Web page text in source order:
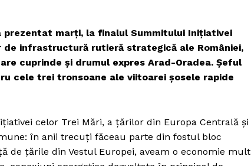
prezentat marți, la finalul Summitului Inițiativei
infrastructură rutieră strategică ale României,
cuprinde și drumul expres Arad-Oradea. Șeful
cele trei tronsoane ale viitoarei șosele rapide
celor Trei Mări, a țărilor din Europa Centrală și
în anii trecuți făceau parte din fostul bloc
de țările din Vestul Europei, aveam o economie mult